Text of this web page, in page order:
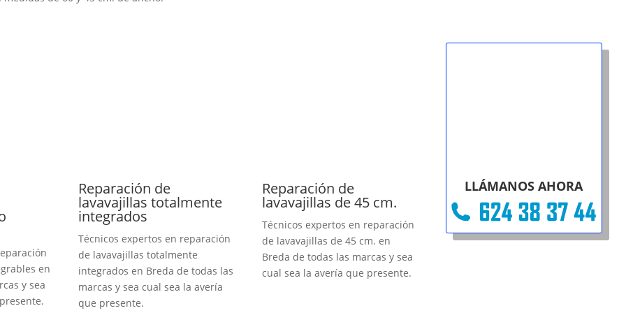
en
y sea
Reparación de
lavavajillas totalmente
integrados
Técnicos expertos en reparación
de lavavajillas totalmente
integrados en Breda de todas las
marcas y sea cual sea la avería
que presente.
Reparación de
lavavajillas de 45 cm.
Técnicos expertos en reparación
de lavavajillas de 45 cm. en
Breda de todas las marcas y sea
cual sea la avería que presente.
LLÁMANOS AHORA